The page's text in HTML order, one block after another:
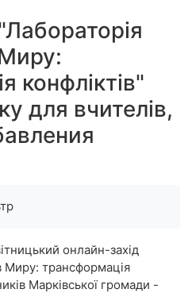
конфліктів"
для вчителів,
онлайн-захід
Миру: трансформація
Марківської громади -